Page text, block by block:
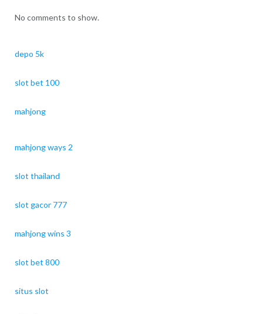
No comments to show.
depo 5k
slot bet 100
mahjong
mahjong ways 2
slot thailand
slot gacor 777
mahjong wins 3
slot bet 800
situs slot